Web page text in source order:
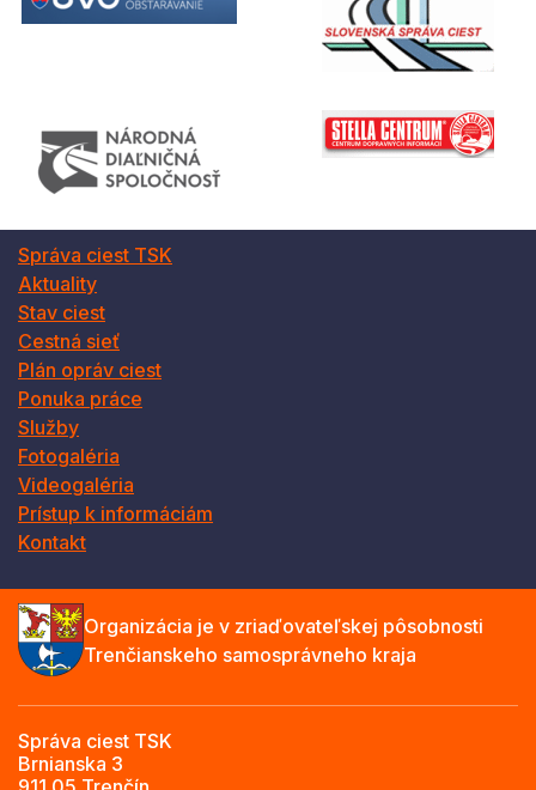
Správa ciest TSK
Aktuality
Stav ciest
Cestná sieť
Plán opráv ciest
Ponuka práce
Služby
Fotogaléria
Videogaléria
Prístup k informáciám
Kontakt
Organizácia je v zriaďovateľskej pôsobnosti
Trenčianskeho samosprávneho kraja
Správa ciest TSK
Brnianska 3